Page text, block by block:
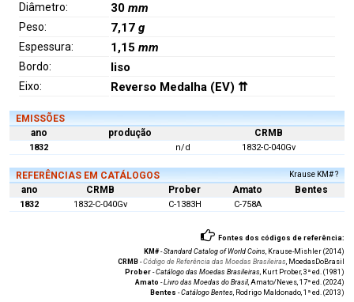
Diâmetro: 30 mm
Peso: 7,17 g
Espessura: 1,15 mm
Bordo: liso
Eixo: Reverso Medalha (EV) ⇈
EMISSÕES
ano
produção CRMB
1832 n/d 1832-C-040Gv
REFERÊNCIAS EM CATÁLOGOS Krause KM# ?
ano CRMB Prober Amato Bentes
1832 1832-C-040Gv C-1383H C-758A
Fontes dos códigos de referência:
KM#-Standard Catalog of World Coins, Krause-Mishler (2014)
CRMB -Código de Referência das Moedas Brasileiras, MoedasDoBrasil
Prober -Catálogo das Moedas Brasileiras, Kurt Prober, 3ª ed. (1981)
Amato -Livro das Moedas do Brasil, Amato/Neves, 17ª ed. (2024)
Bentes -Catálogo Bentes, Rodrigo Maldonado, 1ª ed. (2013)